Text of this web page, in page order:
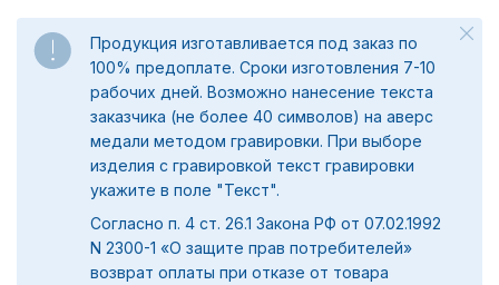
Продукция изготавливается под заказ по
100% предоплате. Сроки изготовления 7-10
рабочих дней. Возможно нанесение текста
заказчика (не более 40 символов) на аверс
медали методом гравировки. При выборе
изделия с гравировкой текст гравировки
укажите в поле "Текст".
Согласно п. 4 ст. 26.1 Закона РФ от 07.02.1992
N 2300-1 «О защите прав потребителей»
возврат оплаты при отказе от товара